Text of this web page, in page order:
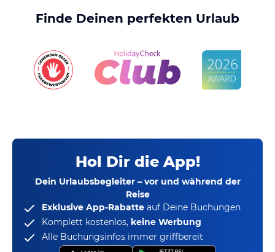
Finde Deinen perfekten Urlaub
Hol Dir die App!
Dein Urlaubsbegleiter – vor und während der
Reise
Exklusive App-Rabatte auf Deine Buchungen
Komplett kostenlos, keine Werbung
Alle Buchungsinfos immer griffbereit